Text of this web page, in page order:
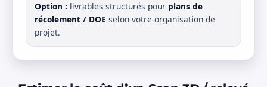
Option : livrables structurés pour plans de
récolement / DOE selon votre organisation de
projet.